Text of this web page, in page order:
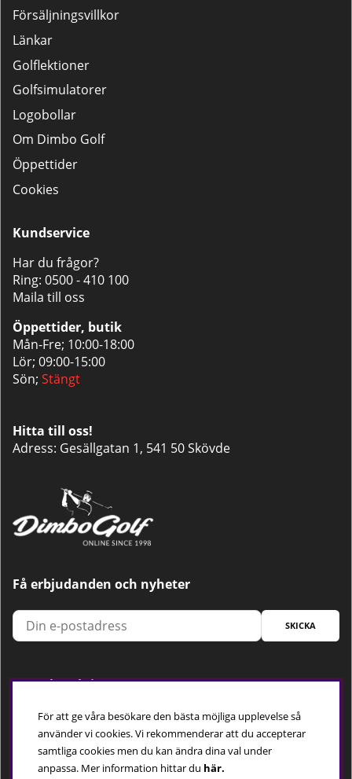
Försäljningsvillkor
Länkar
Golflektioner
Golfsimulatorer
Logobollar
Om Dimbo Golf
Öppettider
Cookies
Kundservice
Har du frågor?
Ring: 0500 - 410 100
Maila till oss
Öppettider, butik
Mån-Fre; 10:00-18:00
Lör; 09:00-15:00
Sön; Stängt
Hitta till oss!
Adress: Gesällgatan 1, 541 50 Skövde
Få erbjudanden och nyheter
SKICKA
Trygg betalning
Följ oss
För att ge våra besökare den bästa möjliga upplevelse så
använder vi cookies. Vi rekommenderar att du accepterar
samtliga cookies men du kan ändra dina val under
anpassa. Mer information hittar du här.